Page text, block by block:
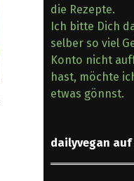
die Rezepte.
Ich bitte Dich
selber so viel
Konto nicht
hast, möchte
etwas gönnst.
dailyvegan